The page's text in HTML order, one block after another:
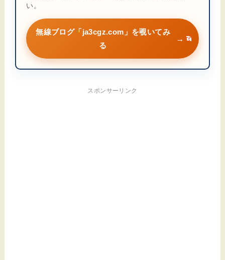
い。
無線ブログ「ja3cgz.com」を覗いてみ
る
→
スポンサーリンク